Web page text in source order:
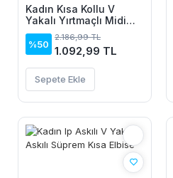
Kadın Kısa Kollu V
Yakalı Yırtmaçlı Midi
Boy Viskon Elbise
%50
2.186,99 TL
1.092,99 TL
Sepete Ekle